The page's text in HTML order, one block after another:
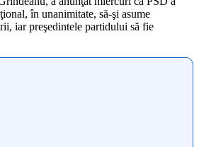
în unanimitate, să-şi asume
iar preşedintele partidului să fie